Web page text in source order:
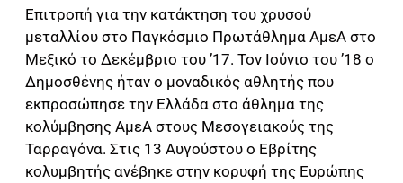
Επιτροπή για την κατάκτηση του χρυσού
μεταλλίου στο Παγκόσμιο Πρωτάθλημα ΑμεΑ στο
Μεξικό το Δεκέμβριο του ’17. Τον Ιούνιο του ’18 ο
Δημοσθένης ήταν ο μοναδικός αθλητής που
εκπροσώπησε την Ελλάδα στο άθλημα της
κολύμβησης ΑμεΑ στους Μεσογειακούς της
Ταρραγόνα. Στις 13 Αυγούστου ο Εβρίτης
κολυμβητής ανέβηκε στην κορυφή της Ευρώπης